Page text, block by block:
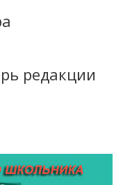
редакции